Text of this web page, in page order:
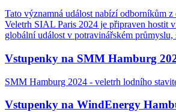
Tato významná událost nabízí odborníkům
Veletrh SIAL Paris 2024 je připraven hostit
globální událost v potravinářském
Vstupenky na SMM Hamburg
SMM Hamburg 2024 - veletrh lodního
Vstupenky na WindEnergy